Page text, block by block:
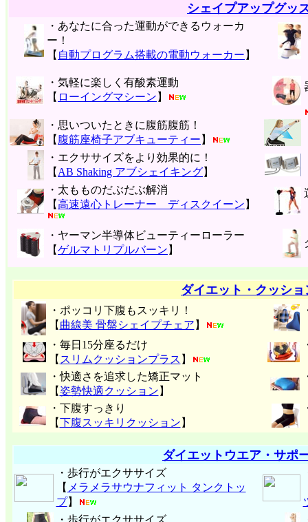
シェイプアップグッ
・あなたに合った運動ができるウォーカ
ー！
【 自動プログラム搭載の電動ウォーカー 】
・気軽に楽しく有酸素運動
【 ローイングマシーン 】
・思いついたときに腹筋腹筋！
【 腹筋座椅子アブキューティー 】
・エクササイズをより効果的に！
【 AB Shaking アブシェイキング】
・太もものだぶだぶ解消
【高速遠心トレーナー ディスクイーン 】
・ヤーマン半導体ビューティーローラー
【ゲルマトリプルバーン 】
ダイエット・クッショ
・ポッコリ下腹もスッキリ！
【 曲線美 骨盤シェイプチェア 】
・毎日15分座るだけ
【 スリムクッションプラス 】
・快適さを追求した矯正マット
【姿勢快適クッション 】
・下腹すっきり
【下腹スッキリクッション 】
ダイエットウエア・サポ
・歩行がエクササイズ
【 メラメラサウナフィット タンクトッ
プ】
・歩行がエクササイズ